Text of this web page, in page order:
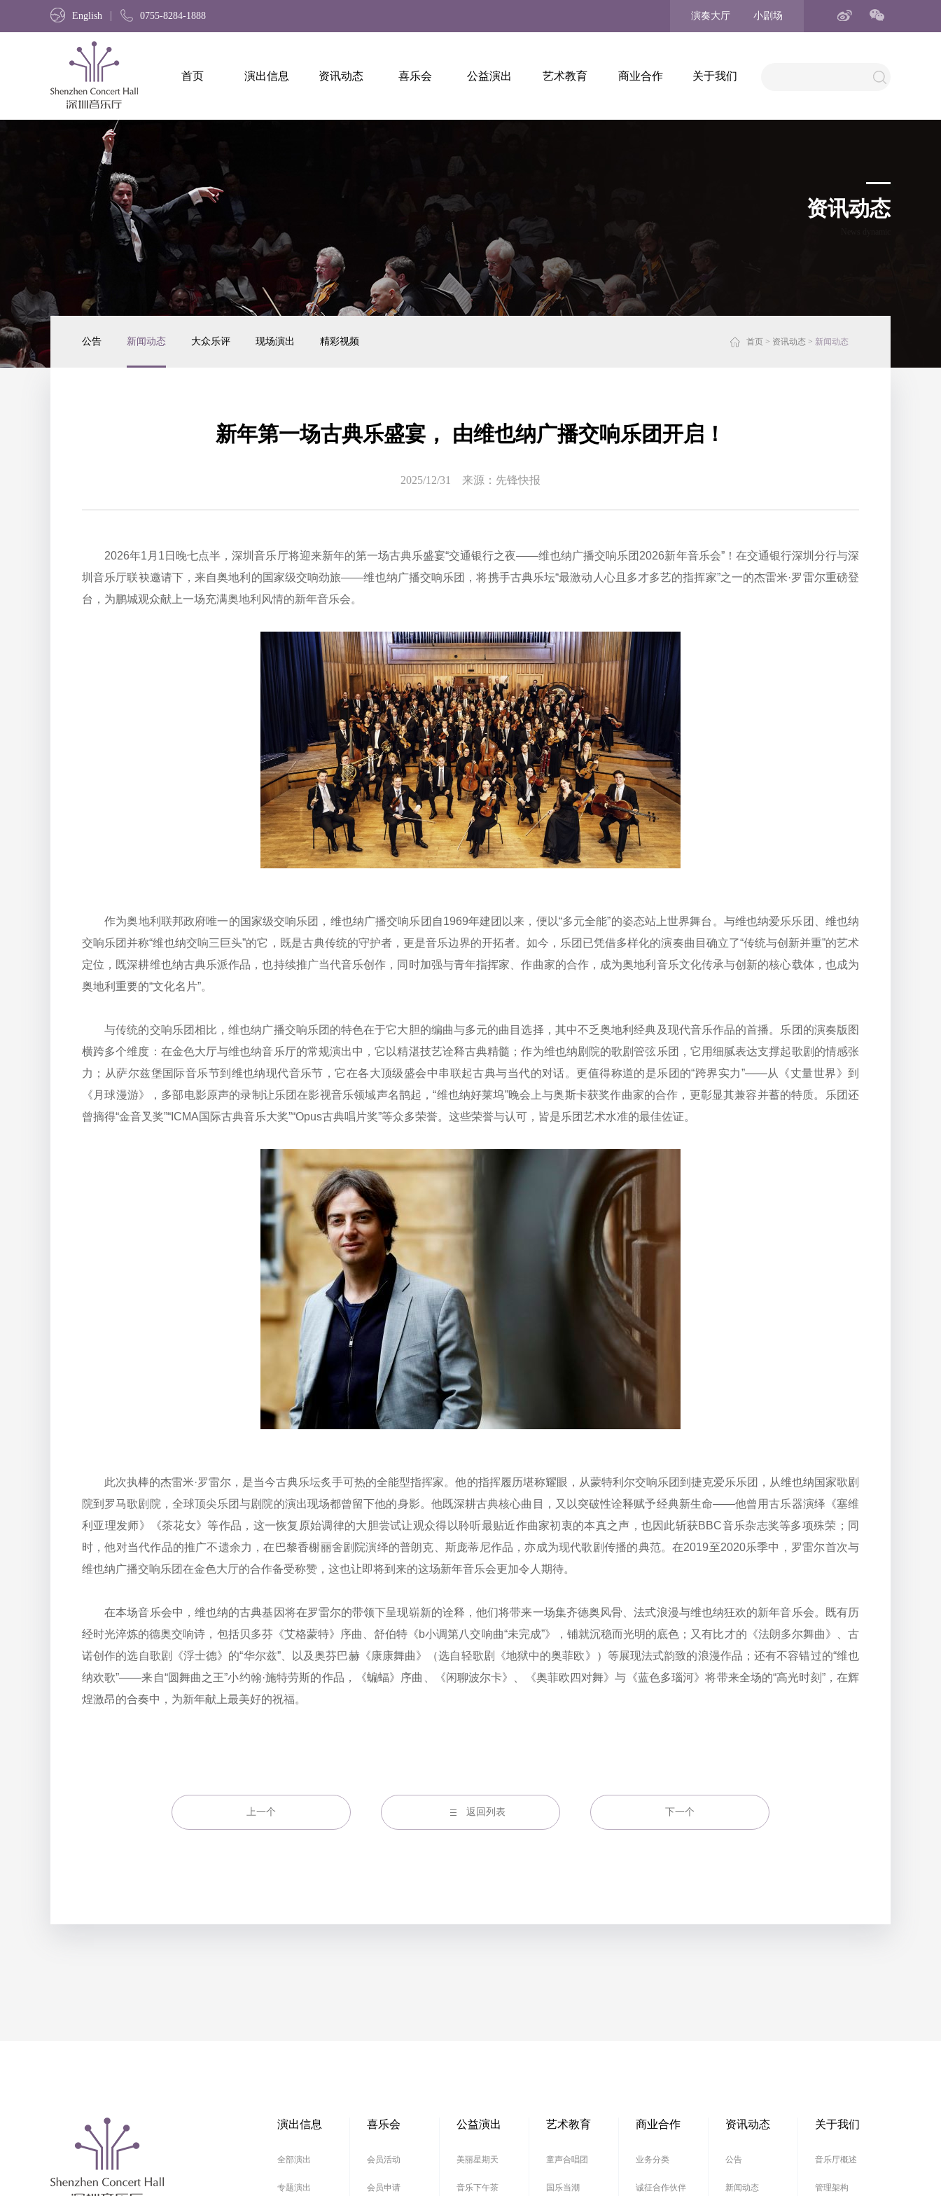
English 0755-8284-1888 演奏大厅 小剧场
首页 演出信息 资讯动态 喜乐会 公益演出 艺术教育 商业合作 关于我们
资讯动态
公告 新闻动态 大众乐评 现场演出 精彩视频 首页 > 资讯动态 > 新闻动态
新年第一场古典乐盛宴， 由维也纳广播交响乐团开启！
2025/12/31 来源：先锋快报
2026年1月1日晚七点半，深圳音乐厅将迎来新年的第一场古典乐盛宴“交通银行之夜——维也纳广播交响乐团2026新年音乐会”！在交通银行深圳分行与深
圳音乐厅联袂邀请下，来自奥地利的国家级交响劲旅——维也纳广播交响乐团，将携手古典乐坛“最激动人心且多才多艺的指挥家”之一的杰雷米·罗雷尔重磅登
台，为鹏城观众献上一场充满奥地利风情的新年音乐会。
作为奥地利联邦政府唯一的国家级交响乐团，维也纳广播交响乐团自1969年建团以来，便以“多元全能”的姿态站上世界舞台。与维也纳爱乐乐团、维也纳
交响乐团并称“维也纳交响三巨头”的它，既是古典传统的守护者，更是音乐边界的开拓者。如今，乐团已凭借多样化的演奏曲目确立了“传统与创新并重”的艺术
定位，既深耕维也纳古典乐派作品，也持续推广当代音乐创作，同时加强与青年指挥家、作曲家的合作，成为奥地利音乐文化传承与创新的核心载体，也成为
奥地利重要的“文化名片”。
与传统的交响乐团相比，维也纳广播交响乐团的特色在于它大胆的编曲与多元的曲目选择，其中不乏奥地利经典及现代音乐作品的首播。乐团的演奏版图
横跨多个维度：在金色大厅与维也纳音乐厅的常规演出中，它以精湛技艺诠释古典精髓；作为维也纳剧院的歌剧管弦乐团，它用细腻表达支撑起歌剧的情感张
力；从萨尔兹堡国际音乐节到维也纳现代音乐节，它在各大顶级盛会中串联起古典与当代的对话。更值得称道的是乐团的“跨界实力”——从《丈量世界》到
《月球漫游》，多部电影原声的录制让乐团在影视音乐领域声名鹊起，“维也纳好莱坞”晚会上与奥斯卡获奖作曲家的合作，更彰显其兼容并蓄的特质。乐团还
曾摘得“金音叉奖”“ICMA国际古典音乐大奖”“Opus古典唱片奖”等众多荣誉。这些荣誉与认可，皆是乐团艺术水准的最佳佐证。
此次执棒的杰雷米·罗雷尔，是当今古典乐坛炙手可热的全能型指挥家。他的指挥履历堪称耀眼，从蒙特利尔交响乐团到捷克爱乐乐团，从维也纳国家歌剧
院到罗马歌剧院，全球顶尖乐团与剧院的演出现场都曾留下他的身影。他既深耕古典核心曲目，又以突破性诠释赋予经典新生命——他曾用古乐器演绎《塞维
利亚理发师》《茶花女》等作品，这一恢复原始调律的大胆尝试让观众得以聆听最贴近作曲家初衷的本真之声，也因此斩获BBC音乐杂志奖等多项殊荣；同
时，他对当代作品的推广不遗余力，在巴黎香榭丽舍剧院演绎的普朗克、斯庞蒂尼作品，亦成为现代歌剧传播的典范。在2019至2020乐季中，罗雷尔首次与
维也纳广播交响乐团在金色大厅的合作备受称赞，这也让即将到来的这场新年音乐会更加令人期待。
在本场音乐会中，维也纳的古典基因将在罗雷尔的带领下呈现崭新的诠释，他们将带来一场集齐德奥风骨、法式浪漫与维也纳狂欢的新年音乐会。既有历
经时光淬炼的德奥交响诗，包括贝多芬《艾格蒙特》序曲、舒伯特《b小调第八交响曲“未完成”》，铺就沉稳而光明的底色；又有比才的《法朗多尔舞曲》、古
诺创作的选自歌剧《浮士德》的“华尔兹”、以及奥芬巴赫《康康舞曲》（选自轻歌剧《地狱中的奥菲欧》）等展现法式韵致的浪漫作品；还有不容错过的“维也
纳欢歌”——来自“圆舞曲之王”小约翰·施特劳斯的作品，《蝙蝠》序曲、《闲聊波尔卡》、《奥菲欧四对舞》与《蓝色多瑙河》将带来全场的“高光时刻”，在辉
煌激昂的合奏中，为新年献上最美好的祝福。
上一个 返回列表 下一个
演出信息
全部演出
专题演出
喜乐会
会员活动
会员申请
公益演出
美丽星期天
音乐下午茶
艺术教育
童声合唱团
国乐当潮
商业合作
业务分类
诚征合作伙伴
资讯动态
公告
新闻动态
关于我们
音乐厅概述
管理架构